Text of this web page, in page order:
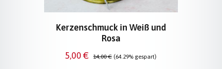
Kerzenschmuck in Weiß und
Rosa
Verkaufspreis:
5,00 € Regulärer Preis:
14,00 € (64.29% gespart)